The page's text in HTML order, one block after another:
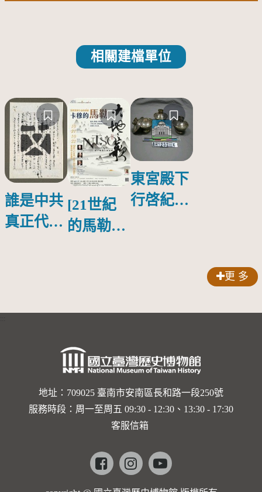
相關建檔單位
誰是中共
真正代言
[21世紀
的馬勒、
的依戀—
勒大地之
歌]【對
世界與生
命的依戀
馬勒大地
之歌】
東宮殿下
行啓紀念
更 多
地址：709025 臺南市安南區長和路一段250號
服務時段：周一至周五 09:30 - 12:30、13:30 - 17:30
客服信箱
Facebookinstagramyoutube